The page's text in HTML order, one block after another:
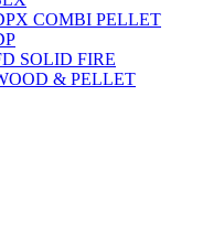
COMBI PELLET
SOLID FIRE
& PELLET